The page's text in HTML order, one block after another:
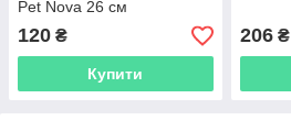
Pet Nova 26 см
120 ₴
Купити
206₴